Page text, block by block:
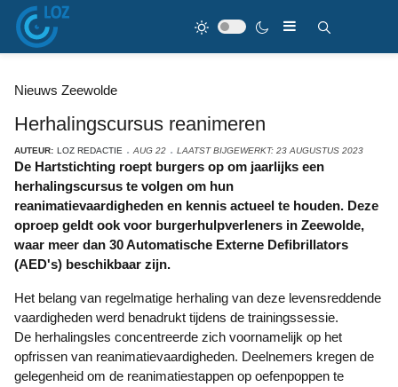
Nieuws Zeewolde
Herhalingscursus reanimeren
AUTEUR: LOZ REDACTIE AUG 22 LAATST BIJGEWERKT: 23 AUGUSTUS 2023
De Hartstichting roept burgers op om jaarlijks een
herhalingscursus te volgen om hun
reanimatievaardigheden en kennis actueel te houden. Deze
oproep geldt ook voor burgerhulpverleners in Zeewolde,
waar meer dan 30 Automatische Externe Defibrillators
(AED's) beschikbaar zijn.
Het belang van regelmatige herhaling van deze levensreddende
vaardigheden werd benadrukt tijdens de trainingssessie.
De herhalingsles concentreerde zich voornamelijk op het
opfrissen van reanimatievaardigheden. Deelnemers kregen de
gelegenheid om de reanimatiestappen op oefenpoppen te